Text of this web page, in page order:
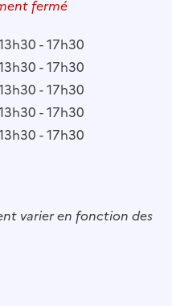
fermé
- 17h30
- 17h30
- 17h30
- 17h30
- 17h30
varier en fonction des